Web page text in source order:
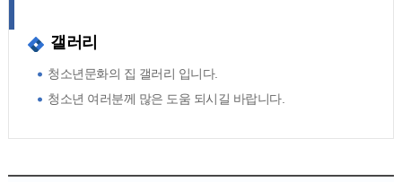
갤러리
청소년문화의 집 갤러리 입니다.
청소년 여러분께 많은 도움 되시길 바랍니다.